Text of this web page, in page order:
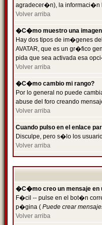
agradecer�n), la informaci�n
Volver arriba
�C�mo muestro una imagen
Hay dos tipos de im�genes
AVATAR, que es un gr�fico
pida que sea activada esa
Volver arriba
�C�mo cambio mi rango?
Por lo general no puede
abuse del foro creando
Volver arriba
Cuando pulso en el enlace
Disculpe, pero s�lo los
Volver arriba
�C�mo creo un mensaje en
F�cil -- pulse en el bot�n
p�gina ( Puede crear
Volver arriba